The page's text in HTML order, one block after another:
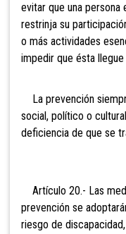
evitar que una persona
restrinja su
o más actividades
impedir que ésta
La prevención
social, político o
deficiencia de que se
Artículo 20.- Las
prevención se
riesgo de